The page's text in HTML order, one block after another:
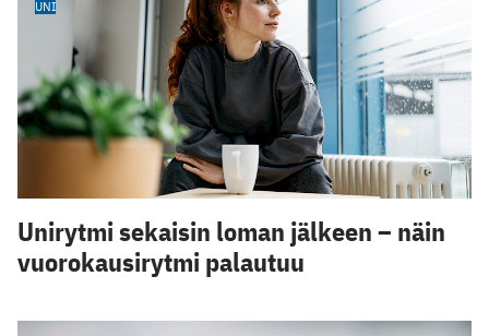
UNI
Unirytmi sekaisin loman jälkeen – näin
vuorokausirytmi palautuu